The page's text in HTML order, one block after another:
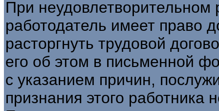
При неудовлетворительном
работодатель имеет право
расторгнуть трудовой
его об этом в письменной
с указанием причин,
признания этого